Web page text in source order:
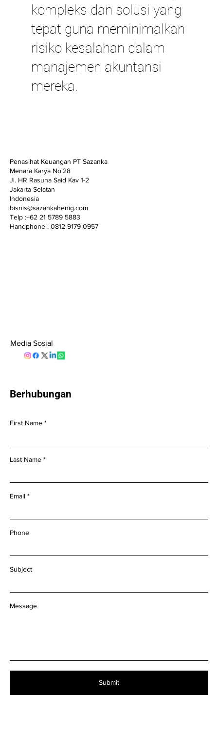
kompleks dan solusi yang
tepat guna meminimalkan
risiko kesalahan dalam
manajemen akuntansi
mereka.
Penasihat Keuangan PT Sazanka
Menara Karya No.28
Jl. HR Rasuna Said Kav 1-2
Jakarta Selatan
Indonesia
bisnis@sazankahenig.com
Telp :+62 21 5789 5883
Handphone : 0812 9179 0957
Berhubungan
First Name
Last Name
Email
Phone
Subject
Message
Submit
Media Sosial